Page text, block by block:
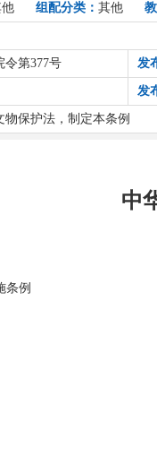
组配分类： 其他
令第377号 发
发
保护法，制定本条例
中
条例